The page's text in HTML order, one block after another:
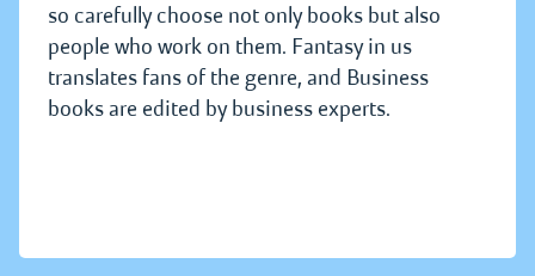
so carefully choose not only books but also
people who work on them. Fantasy in us
translates fans of the genre, and Business
books are edited by business experts.